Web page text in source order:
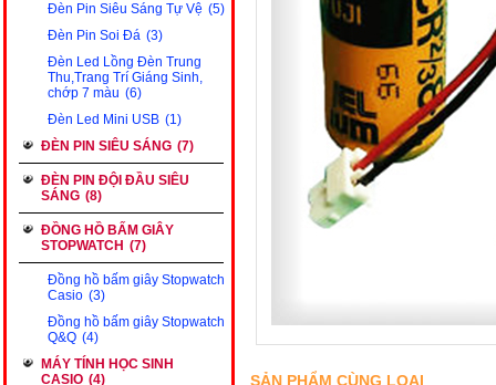
Đèn Pin Siêu Sáng Tự Vệ (5)
Đèn Pin Soi Đá (3)
Đèn Led Lồng Đèn Trung
Thu,Trang Trí Giáng Sinh,
chớp 7 màu (6)
Đèn Led Mini USB (1)
ĐÈN PIN SIÊU SÁNG (7)
ĐÈN PIN ĐỘI ĐẦU SIÊU
SÁNG (8)
ĐỒNG HỒ BẤM GIÂY
STOPWATCH (7)
Đồng hồ bấm giây Stopwatch
Casio (3)
Đồng hồ bấm giây Stopwatch
Q&Q (4)
MÁY TÍNH HỌC SINH
CASIO (4) SẢN PHẨM CÙNG LOẠI